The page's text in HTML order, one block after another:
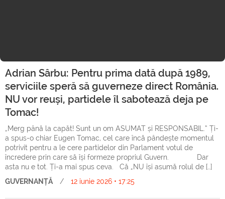
Adrian Sârbu: Pentru prima dată după 1989,
serviciile speră să guverneze direct România.
NU vor reuși, partidele îl sabotează deja pe
Tomac!
„Merg până la capăt! Sunt un om ASUMAT și RESPONSABIL.” Ți-
a spus-o chiar Eugen Tomac, cel care încă pândește momentul
potrivit pentru a le cere partidelor din Parlament votul de
încredere prin care să își formeze propriul Guvern. Dar
asta nu e tot. Ți-a mai spus ceva. Că „NU își asumă rolul de […]
GUVERNANȚĂ
/ 12 iunie 2026 • 17:25